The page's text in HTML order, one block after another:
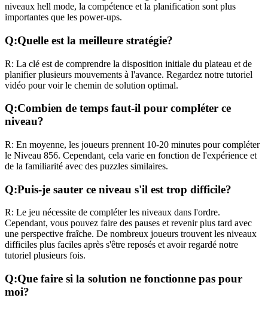
niveaux hell mode, la compétence et la planification sont plus
importantes que les power-ups.
Q:Quelle est la meilleure stratégie?
R: La clé est de comprendre la disposition initiale du plateau et de
planifier plusieurs mouvements à l'avance. Regardez notre tutoriel
vidéo pour voir le chemin de solution optimal.
Q:Combien de temps faut-il pour compléter ce
niveau?
R: En moyenne, les joueurs prennent 10-20 minutes pour compléter
le Niveau 856. Cependant, cela varie en fonction de l'expérience et
de la familiarité avec des puzzles similaires.
Q:Puis-je sauter ce niveau s'il est trop difficile?
R: Le jeu nécessite de compléter les niveaux dans l'ordre.
Cependant, vous pouvez faire des pauses et revenir plus tard avec
une perspective fraîche. De nombreux joueurs trouvent les niveaux
difficiles plus faciles après s'être reposés et avoir regardé notre
tutoriel plusieurs fois.
Q:Que faire si la solution ne fonctionne pas pour
moi?